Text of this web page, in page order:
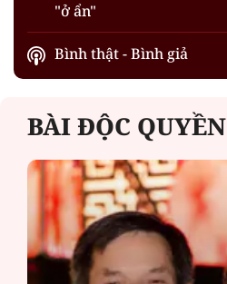
"ở ẩn"
Bình thật - Bình giả
BÀI ĐỘC QUYỀN